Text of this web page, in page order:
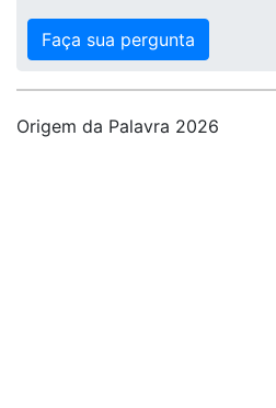
Faça sua pergunta
Origem da Palavra 2026